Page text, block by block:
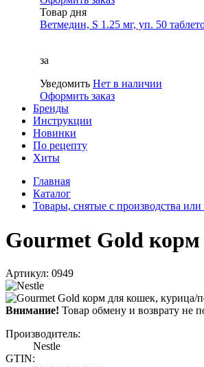
Товар дня
Ветмедин, S 1.25 мг, уп. 50
за
Уведомить Нет в наличии
Оформить заказ
Бренды
Инструкции
Новинки
По рецепту
Хиты
Главная
Каталог
Товары, снятые с производства
Gourmet Gold корм
Артикул: 0949
Внимание! Товар обмену и возврату не
Производитель:
Nestle
GTIN: